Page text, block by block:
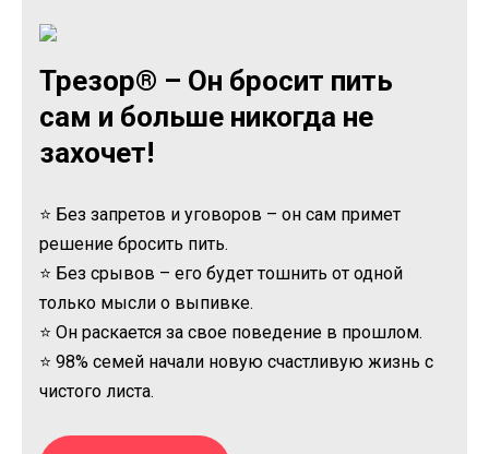
Трезор® – Он бросит пить
сам и больше никогда не
захочет!
⭐ Без запретов и уговоров – он сам примет
решение бросить пить.
⭐ Без срывов – его будет тошнить от одной
только мысли о выпивке.
⭐ Он раскается за свое поведение в прошлом.
⭐ 98% семей начали новую счастливую жизнь с
чистого листа.